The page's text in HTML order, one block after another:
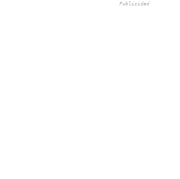
Publicidad